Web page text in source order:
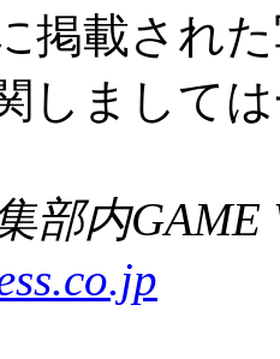
掲載され
しまして
部内GAME